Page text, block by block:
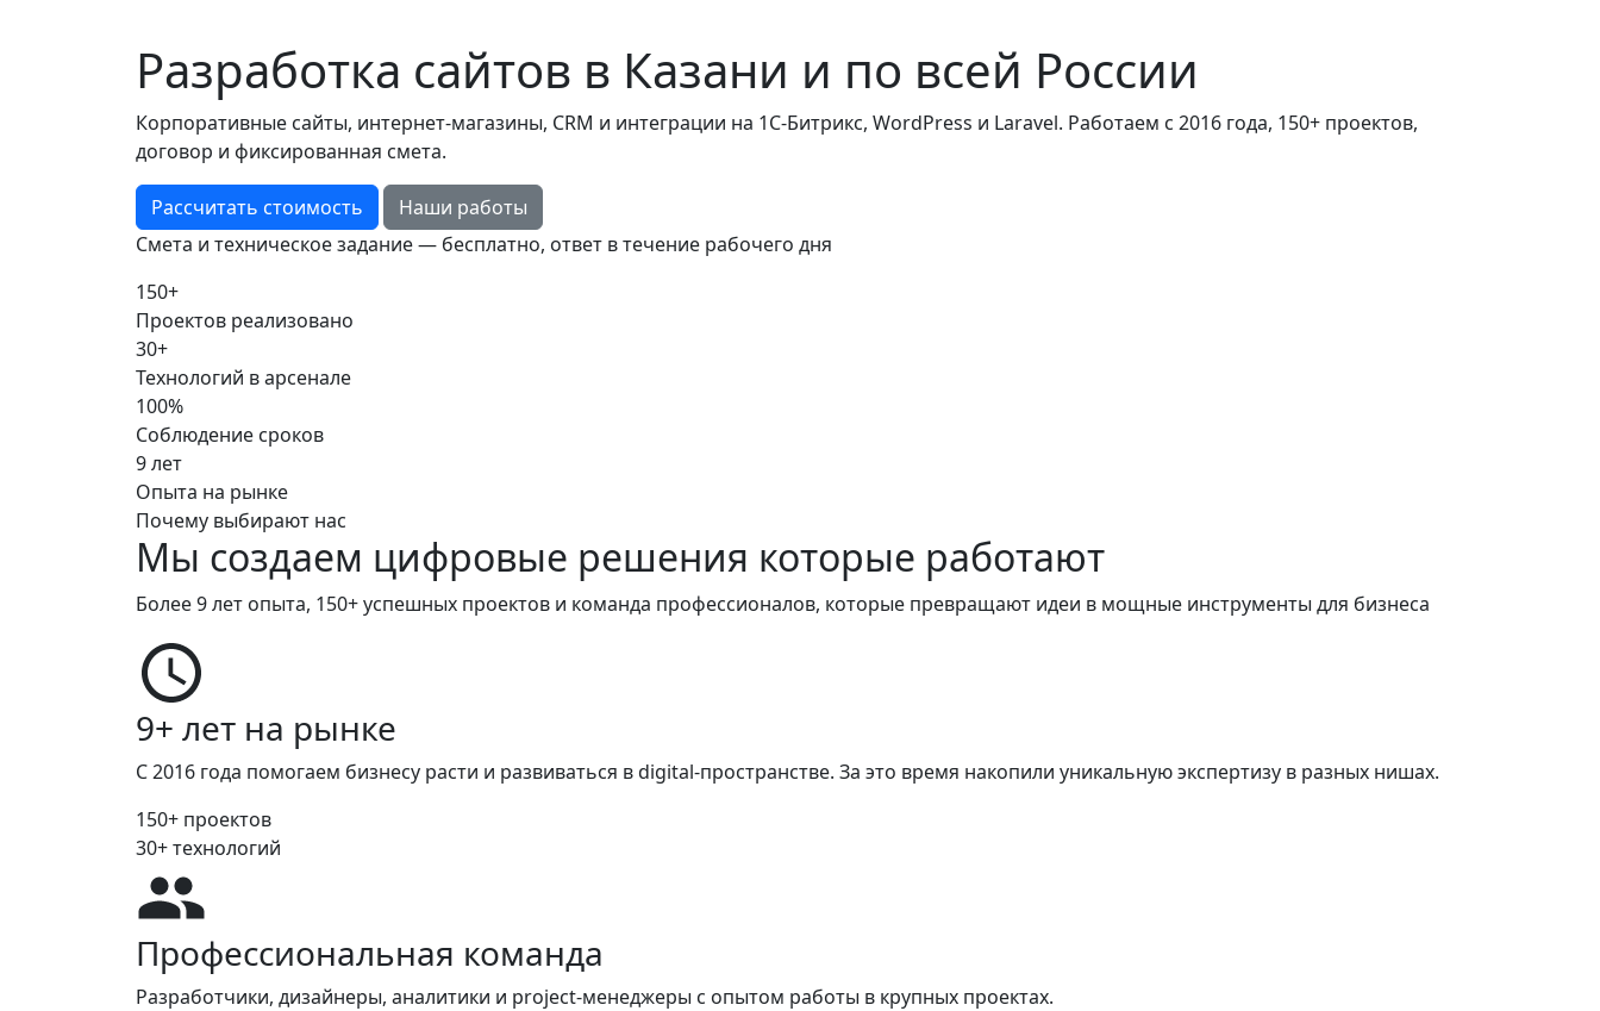
Разработка сайтов в Казани и по всей России
Корпоративные сайты, интернет-магазины, CRM и интеграции на 1С-Битрикс, WordPress и Laravel. Работаем с 2016 года, 150+ проектов,
договор и фиксированная смета.
Рассчитать стоимость
Наши работы
Смета и техническое задание — бесплатно, ответ в течение рабочего дня
150+
Проектов реализовано
30+
Технологий в арсенале
100%
Соблюдение сроков
9 лет
Опыта на рынке
Почему выбирают нас
Мы создаем цифровые решения которые работают
Более 9 лет опыта, 150+ успешных проектов и команда профессионалов, которые превращают идеи в мощные инструменты для бизнеса
9+ лет на рынке
С 2016 года помогаем бизнесу расти и развиваться в digital-пространстве. За это время накопили уникальную экспертизу в разных нишах.
150+ проектов
30+технологий
Профессиональная команда
Разработчики, дизайнеры, аналитики и project-менеджеры с опытом работы в крупных проектах.